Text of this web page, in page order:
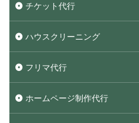
チケット代行
ハウスクリーニング
フリマ代行
ホームページ制作代行